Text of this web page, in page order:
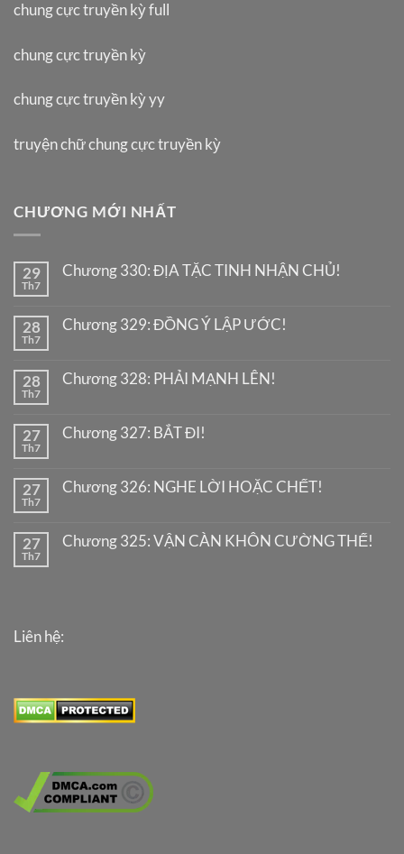
chung cực truyền kỳ full
chung cực truyền kỳ
chung cực truyền kỳ yy
truyện chữ chung cực truyền kỳ
CHƯƠNG MỚI NHẤT
29
Th7
Chương 330: ĐỊA TẶC TINH NHẬN CHỦ!
28
Th7
Chương 329: ĐỒNG Ý LẬP ƯỚC!
28
Th7
Chương 328: PHẢI MẠNH LÊN!
27
Th7
Chương 327: BẮT ĐI!
27
Th7
Chương 326: NGHE LỜI HOẶC CHẾT!
27
Th7
Chương 325: VẬN CÀN KHÔN CƯỜNG THẾ!
Liên hệ: